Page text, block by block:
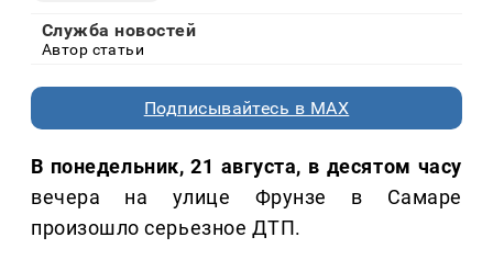
Служба новостей
Автор статьи
Подписывайтесь в MAX
В понедельник, 21 августа, в десятом часу
вечера на улице Фрунзе в Самаре
произошло серьезное ДТП.